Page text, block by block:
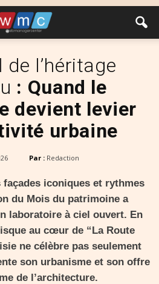
de l’héritage
: Quand le
devient levier
urbaine
Par : Redaction
iconiques et rythmes
du Mois du patrimoine a
laboratoire à ciel ouvert. En
au cœur de “La Route
ne célèbre pas seulement
son urbanisme et son offre
de l’architecture.